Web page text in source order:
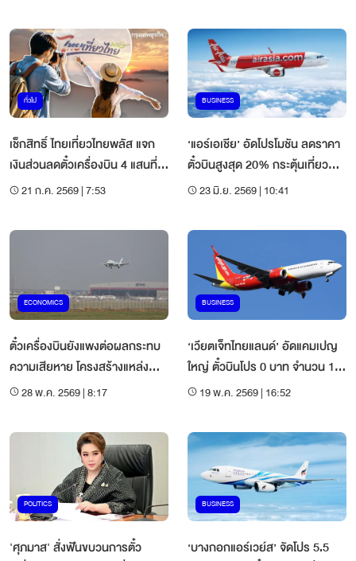
ทั่วไป
เช็กสิทธิ์ ไทยเที่ยวไทยพลัส แจก
เงินส่วนลดตั๋วเครื่องบิน 4 แสนที่
นั่ง21 ก.ค. 2569 | 7:53
BUSINESS
‘แอร์เอเชีย’ อัดโปรโมชัน ลดราคา
ตั๋วบินสูงสุด 20% กระตุ้นเที่ยว
ไทย-เที่ยวต่างประเทศ
23 มิ.ย. 2569 | 10:41
ECONOMICS
ตั๋วเครื่องบินยังแพงต่อผลกระทบ
ความเสียหาย โครงสร้างแหล่ง
พลังงานโลก
28 พ.ค. 2569 | 8:17
BUSINESS
‘เวียตเจ็ทไทยแลนด์’ อัดแคมเปญ
ใหญ่ ตั๋วบินโปร 0 บาท จำนวน 1
ล้านที่นั่ง เปิดจอง 19-31 พ.ค. 69
19 พ.ค. 2569 | 16:52
POLITICS
'ศุภมาส' สั่งฟันขบวนการตั๋ว
BUSINESS
‘บางกอกแอร์เวย์ส’ จัดโปร 5.5